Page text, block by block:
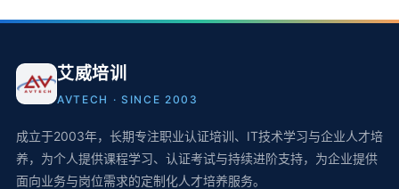
艾威培训
AVTECH · SINCE 2003
成立于2003年，长期专注职业认证培训、IT技术学习与企业人才培
养，为个人提供课程学习、认证考试与持续进阶支持，为企业提供
面向业务与岗位需求的定制化人才培养服务。